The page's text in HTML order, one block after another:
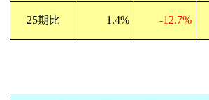
25期比 1.4% -12.7%